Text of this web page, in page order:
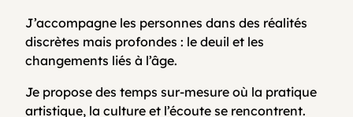
J’accompagne les personnes dans des réalités
discrètes mais profondes : le deuil et les
changements liés à l’âge.
Je propose des temps sur-mesure où la pratique
artistique, la culture et l’écoute se rencontrent.